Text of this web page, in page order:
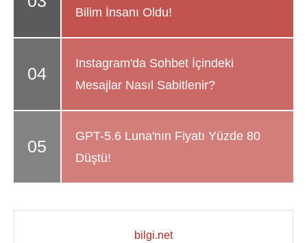
Bilim İnsanı Oldu!
Instagram'da Sohbet İçindeki
Mesajlar Nasıl Sabitlenir?
GPT-5.6 Luna'nın Fiyatı Yüzde 80
Düştü!
bilgi.net